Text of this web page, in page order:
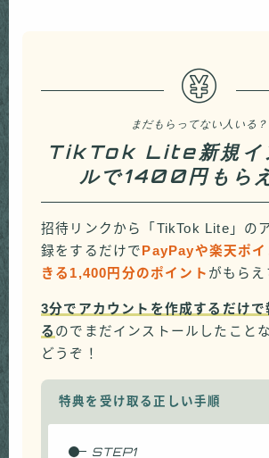
まだもらってない人いる？
TikTok Lite新規イ
ルで1400円もら
招待リンクから「TikTok Lite」の
録をするだけで PayPayや楽天ポ
きる1,400円分のポイント がもらえ
3分でアカウントを作成するだけで
る のでまだインストールしたこと
どうぞ！
特典を受け取る正しい手順